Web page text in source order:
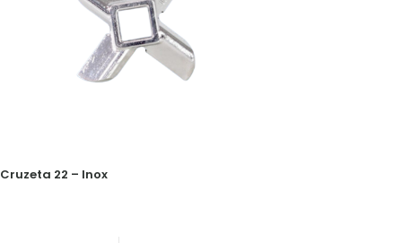
Cruzeta 22 – Inox